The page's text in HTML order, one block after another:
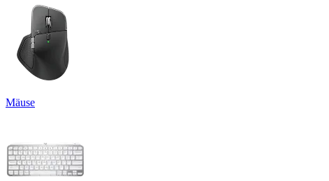
Mäuse